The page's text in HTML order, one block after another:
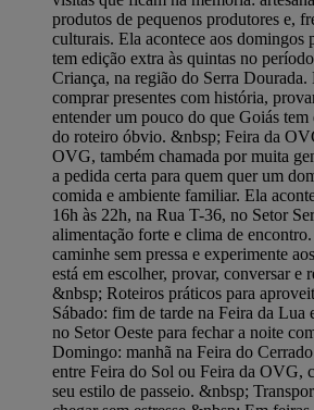
produtos de pequenos produtores e,
culturais. Ela acontece aos domingos
tem edição extra às quintas no
Criança, na região do Serra
comprar presentes com história,
entender um pouco do que Goiás
do roteiro óbvio. &nbsp; Feira da
OVG, também chamada por muita
a pedida certa para quem quer um
comida e ambiente familiar. Ela
16h às 22h, na Rua T-36, no Setor
alimentação forte e clima de
caminhe sem pressa e experimente
está em escolher, provar, conversar e
&nbsp; Roteiros práticos para
Sábado: fim de tarde na Feira da Lua
no Setor Oeste para fechar a noite
Domingo: manhã na Feira do
entre Feira do Sol ou Feira da OVG,
seu estilo de passeio. &nbsp;